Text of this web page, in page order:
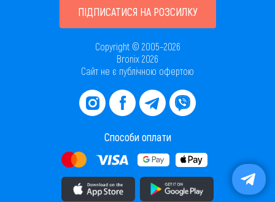
ПІДПИСАТИСЯ НА РОЗСИЛКУ
Copyright © 2005–2026
Bronix 2026
Сайт не є публічною офертою
Способи оплати
Завантажити додаток в AppStoreЗавантажити додаток в PlayMarket